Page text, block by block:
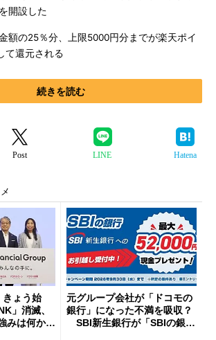
開設した
額の25％分、上限5000円分までが楽天ポイ
て還元される
続きを読む
Post LINE Hatena
きょう始
」消滅、
みは何か解
元グループ会社が「ドコモの
銀行」になった不満を吸収？
SBI新生銀行が「SBIの銀